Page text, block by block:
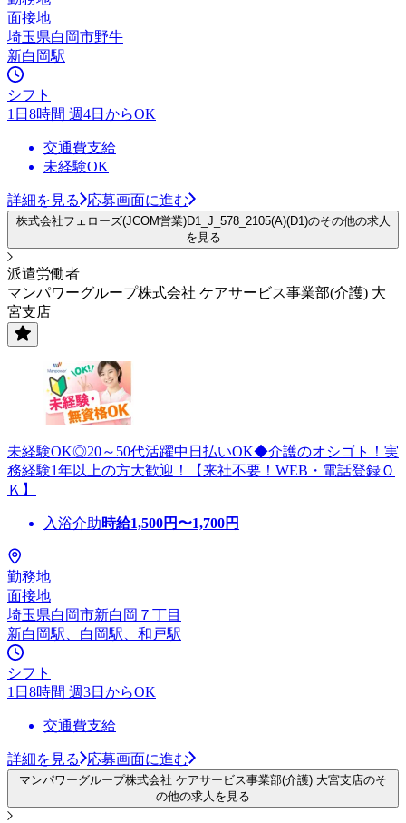
面接地
埼玉県白岡市野牛
新白岡駅
シフト
1日8時間 週4日からOK
交通費支給
未経験OK
詳細を見る 応募画面に進む
株式会社フェローズ(JCOM営業)D1_J_578_2105(A)(D1)のその他の求人
を見る
派遣労働者
マンパワーグループ株式会社 ケアサービス事業部(介護) 大
宮支店
未経験OK◎20～50代活躍中日払いOK◆介護のオシゴト！実
務経験1年以上の方大歓迎！【来社不要！WEB・電話登録Ｏ
Ｋ】
入浴介助時給1,500円〜1,700円
勤務地
面接地
埼玉県白岡市新白岡７丁目
新白岡駅、白岡駅、和戸駅
シフト
1日8時間 週3日からOK
交通費支給
詳細を見る 応募画面に進む
マンパワーグループ株式会社 ケアサービス事業部(介護) 大宮支店のそ
の他の求人を見る